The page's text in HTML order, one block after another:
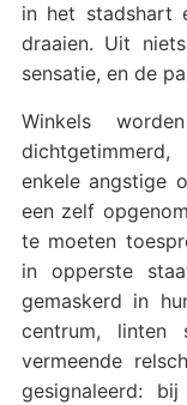
in het stadshart
draaien. Uit
sensatie, en de
Winkels
enkele angstige
een zelf
te moeten
in opperste
gemaskerd in
centrum, linten
vermeende
gesignaleerd: